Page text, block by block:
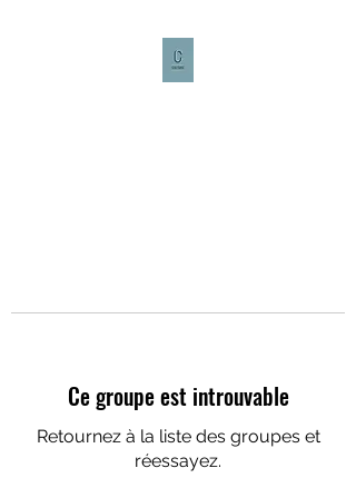
Ce groupe est introuvable
Retournez à la liste des groupes et
réessayez.